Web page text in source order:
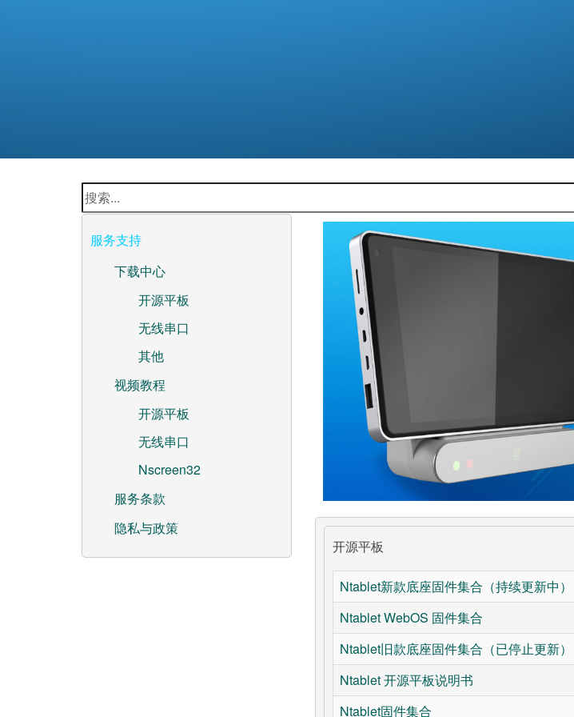
服务支持
下载中心
开源平板
无线串口
其他
视频教程
开源平板
无线串口
Nscreen32
服务条款
隐私与政策
开源平板
Ntablet新款底座固件集合（持续更新中）
Ntablet WebOS 固件集合
Ntablet旧款底座固件集合（已停止更新）
Ntablet 开源平板说明书
Ntablet固件集合